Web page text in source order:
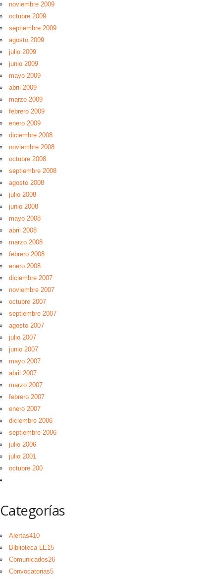
noviembre 2009
octubre 2009
septiembre 2009
agosto 2009
julio 2009
junio 2009
mayo 2009
abril 2009
marzo 2009
febrero 2009
enero 2009
diciembre 2008
noviembre 2008
octubre 2008
septiembre 2008
agosto 2008
julio 2008
junio 2008
mayo 2008
abril 2008
marzo 2008
febrero 2008
enero 2008
diciembre 2007
noviembre 2007
octubre 2007
septiembre 2007
agosto 2007
julio 2007
junio 2007
mayo 2007
abril 2007
marzo 2007
febrero 2007
enero 2007
diciembre 2006
septiembre 2006
julio 2006
julio 2001
octubre 200
Categorías
Alertas410
Biblioteca LE15
Comunicados26
Convocatorias5